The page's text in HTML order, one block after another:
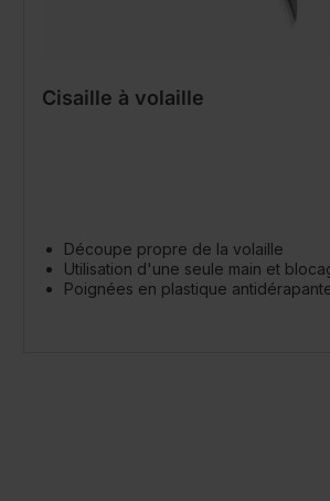
Cisaille à volaille
Découpe propre de la volaille
Utilisation d'une seule main et
Poignées en plastique